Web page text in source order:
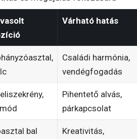
Várható hatás
Családi harmónia,
vendégfogadás
Pihentető alvás,
párkapcsolat
bal
Kreativitás,